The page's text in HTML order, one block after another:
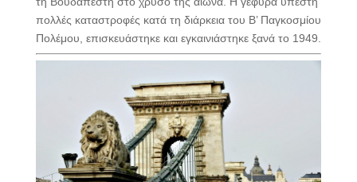
πολλές καταστροφές κατά τη διάρκεια του Β’ Παγκοσμίου
Πολέμου, επισκευάστηκε και εγκαινιάστηκε ξανά το 1949.